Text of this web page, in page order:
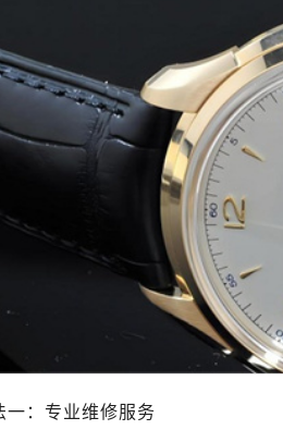
深圳市罗湖区深南东路5001号华
惠州市惠城区江北文昌一路7号
厦门市思明区湖滨东路95号华润
福州市鼓楼区五四路128-1号恒
成都市锦江区人民东路6号SAC
重庆市江北区观音桥步行街2号
长沙市芙蓉区定王台街道建湘路
郑州市二七区铭功路10号华润大
太原市迎泽区解放路15号亨得利
沈阳市沈河区中街路137号亨得
沈阳市沈河区中街路83号亨得利
乌鲁木齐市天山区红山路26号时
哈尔滨市道里区友谊西路600号
一：专业维修服务